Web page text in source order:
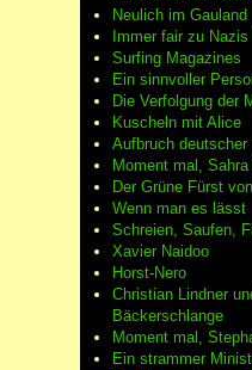
Neulich im Gauland
Immer fair zu
Surfing Magazines
Ein sinnvoller
Die Verfolgung der
Kuscheln mit Alice
Aufbruch deutscher
Moment mal,
Der Grüne Fürst
Wenn man es lässt
Schreien, Saufen,
Xavier Naidoo
Horst-Nero
Christian Lindner
Bäckerschlange
Moment mal,
Ein strammer